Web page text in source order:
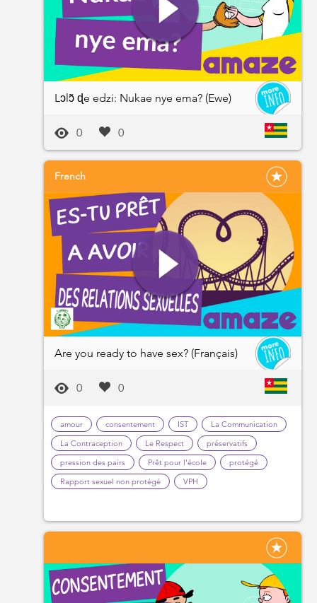
Lɔlɔ̃ ɖe edzi: Nukae nye ema? (Ewe)
0 0
French
Are you ready to have sex? (Français)
0 0
amour consentement IST
La Communication
La Contraception
Le Respect
préservatifs
pression des pairs
Prêt pour l'école
protégé
Rapport sexuel non protégé
VPH